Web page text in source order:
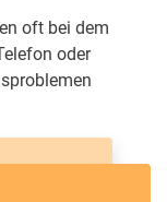
oft bei dem
oder